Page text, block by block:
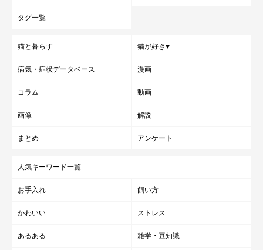
タグ一覧
猫と暮らす 猫が好き♥
病気・症状データベース 漫画
コラム 動画
画像 解説
まとめ アンケート
人気キーワード一覧
お手入れ 飼い方
かわいい ストレス
あるある 雑学・豆知識